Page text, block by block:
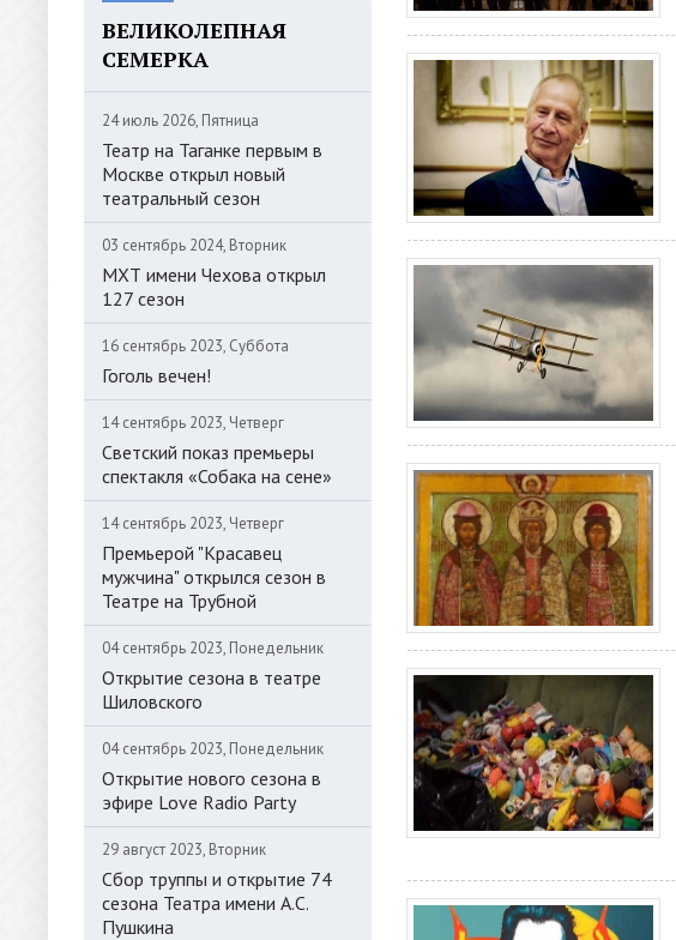
ВЕЛИКОЛЕПНАЯ
СЕМЕРКА
24 июль 2026, Пятница
Театр на Таганке первым в
Москве открыл новый
театральный сезон
03 сентябрь 2024, Вторник
МХТ имени Чехова открыл
127 сезон
16 сентябрь 2023, Суббота
Гоголь вечен!
14 сентябрь 2023, Четверг
Светский показ премьеры
спектакля «Собака на сене»
14 сентябрь 2023, Четверг
Премьерой "Красавец
мужчина" открылся сезон в
Театре на Трубной
04 сентябрь 2023, Понедельник
Открытие сезона в театре
Шиловского
04 сентябрь 2023, Понедельник
Открытие нового сезона в
эфире Love Radio Party
29 август 2023, Вторник
Сбор труппы и открытие 74
сезона Театра имени А.С.
Пушкина